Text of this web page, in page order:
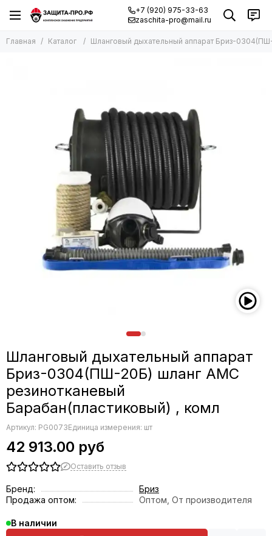
+7 (920) 975-33-63
zaschita-pro@mail.ru
Главная Каталог Шланговый дыхательный аппарат Бриз-
Шланговый дыхательный аппарат
Бриз-0304(ПШ-20Б) шланг АМС
резинотканевый
Барабан(пластиковый) , комл
Артикул: PG0073Единица измерения: шт
42 913.00 руб
Оставить отзыв
Бренд:
Бриз
Продажа оптом:
Оптом, От производителя
В наличии